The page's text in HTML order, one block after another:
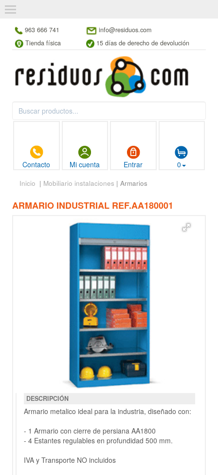
963 666 741
info@residuos.com
Tienda física
15 días de derecho de devolución
Contacto Mi cuenta Entrar 0
Inicio | Mobiliario instalaciones | Armarios
ARMARIO INDUSTRIAL REF.AA180001
DESCRIPCIÓN
Armario metalico ideal para la industria, diseñado con:
- 1 Armario con cierre de persiana AA1800
- 4 Estantes regulables en profundidad 500 mm.
IVA y Transporte NO incluidos